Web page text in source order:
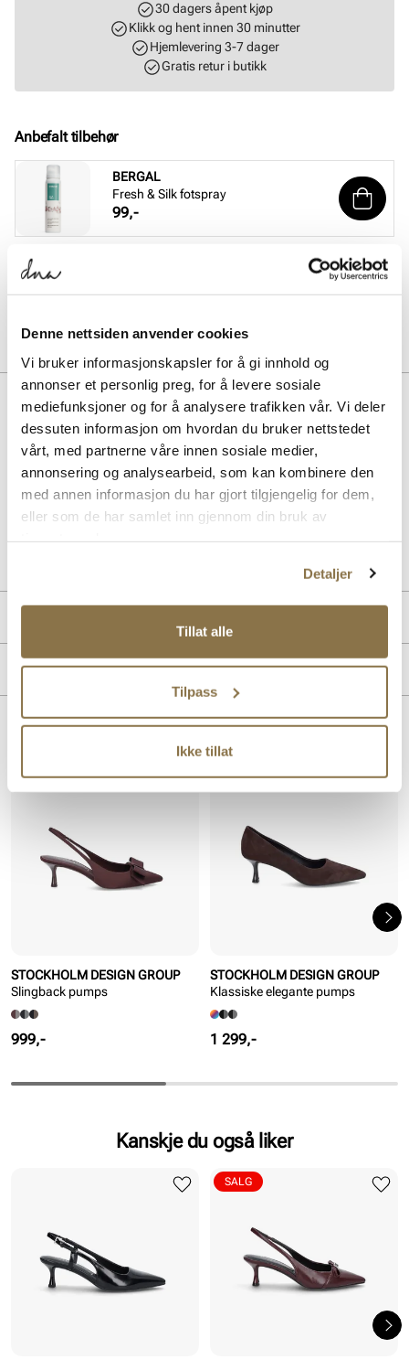
Denne nettsiden anvender cookies
Vi bruker informasjonskapsler for å gi innhold og
annonser et personlig preg, for å levere sosiale
mediefunksjoner og for å analysere trafikken vår. Vi deler
dessuten informasjon om hvordan du bruker nettstedet
vårt, med partnerne våre innen sosiale medier,
annonsering og analysearbeid, som kan kombinere den
med annen informasjon du har gjort tilgjengelig for dem,
eller som de har samlet inn gjennom din bruk av
Detaljer
Tillat alle
Tilpass
Ikke tillat
30 dagers åpent kjøp
Klikk og hent innen 30 minutter
Hjemlevering 3-7 dager
Gratis retur i butikk
Anbefalt tilbehør
BERGAL
Fresh & Silk fotspray
Pris
99,-
Pris
99,-
BESKRIVELSE
Trendy slingback-pumps med skinnfôr i lekker brunfarge fra
Stockholm Design Group. Avspisset tåparti med moderne utskjæring
på en elegant og komfortabel hæl som måler 6 cm. Modellen har en
god passform og innersåle med gele for økt komfort.
Overdel:Textil
MERKE
Lignende produkter
STOCKHOLM DESIGN GROUP
Slingback pumps
Pris
999,-
STOCKHOLM DESIGN GROUP
Klassiske elegante pumps
Pris
1 299,-
Kanskje du også liker
SALG